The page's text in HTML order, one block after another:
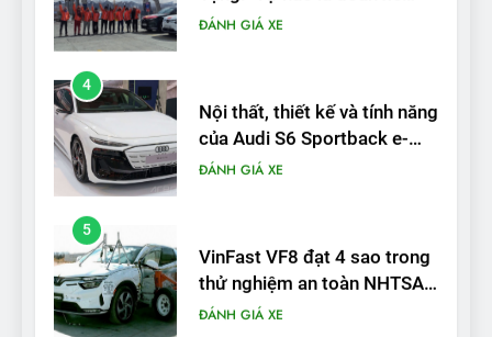
điện Việt Nam đầu tiên lăn
ĐÁNH GIÁ XE
4
Nội thất, thiết kế và tính năng
của Audi S6 Sportback e-
tron
ĐÁNH GIÁ XE
5
VinFast VF8 đạt 4 sao trong
thử nghiệm an toàn NHTSA
tại Mỹ
ĐÁNH GIÁ XE